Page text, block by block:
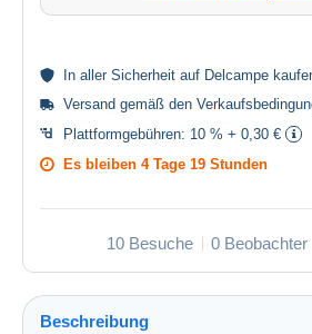
In aller Sicherheit auf Delcampe
Versand gemäß den
Plattformgebühren: 10 % + 0,30 €
Es bleiben 4 Tage 19 Stunden
10 Besuche 0 Beobachter
Beschreibung